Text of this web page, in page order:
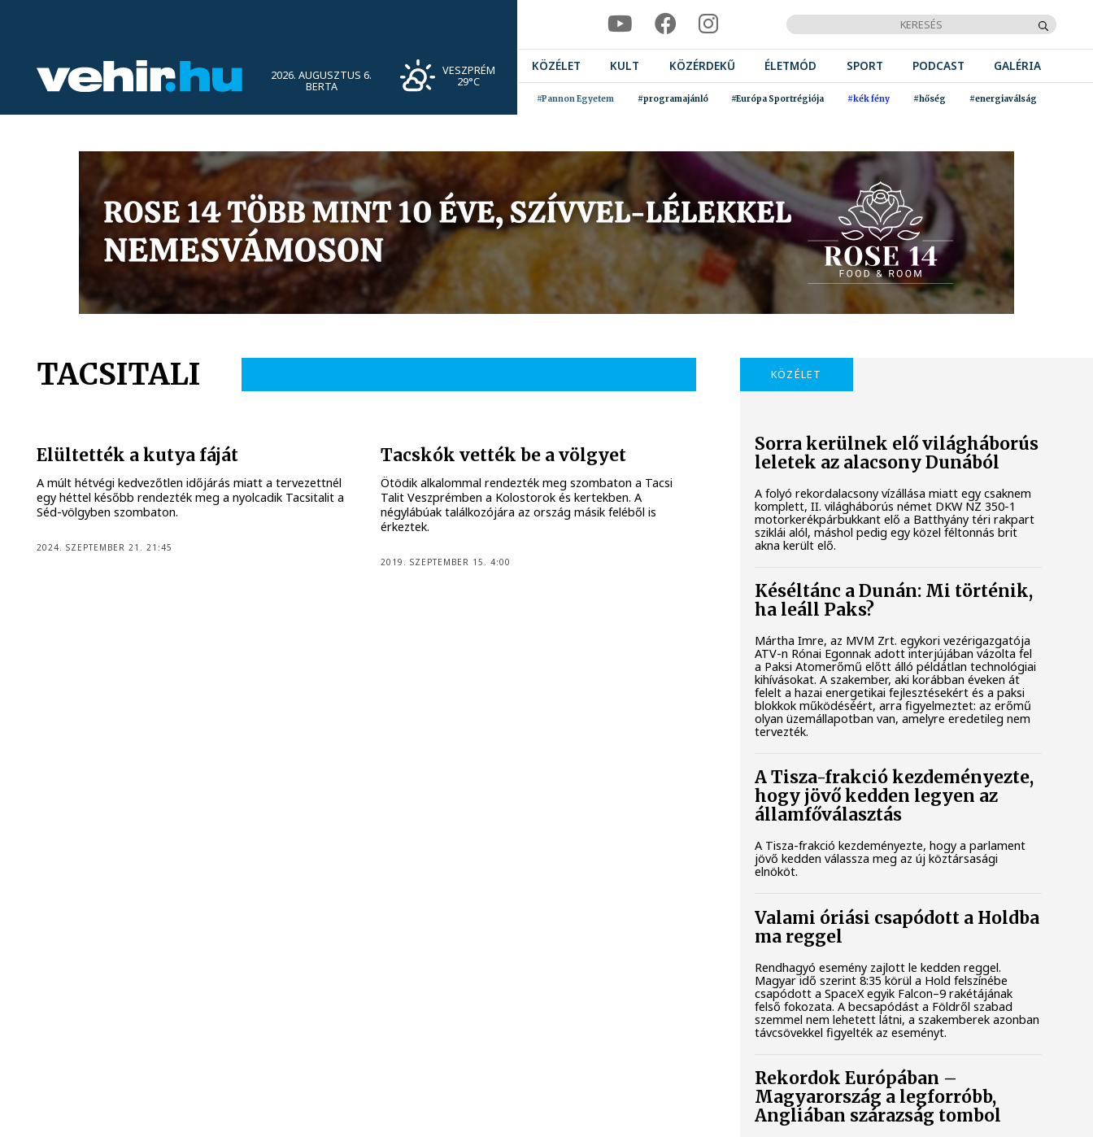
2026. AUGUSZTUS 6.
BERTA
VESZPRÉM
29°C
KÖZÉLET KULT KÖZÉRDEKŰ ÉLETMÓD SPORT PODCAST GALÉRIA
#Pannon Egyetem #programajánló #Európa Sportrégiója #kék fény #hőség #energiaválság
TACSITALI
Elültették a kutya fáját
A múlt hétvégi kedvezőtlen időjárás miatt a tervezettnél
egy héttel később rendezték meg a nyolcadik Tacsitalit a
Séd-völgyben szombaton.
2024. SZEPTEMBER 21. 21:45
Tacskók vették be a völgyet
Ötödik alkalommal rendezték meg szombaton a Tacsi
Talit Veszprémben a Kolostorok és kertekben. A
négylábúak találkozójára az ország másik feléből is
érkeztek.
2019. SZEPTEMBER 15. 4:00
KÖZÉLET
Sorra kerülnek elő világháborús
leletek az alacsony Dunából
A folyó rekordalacsony vízállása miatt egy csaknem
komplett, II. világháborús német DKW NZ 350-1
motorkerékpárbukkant elő a Batthyány téri rakpart
sziklái alól, máshol pedig egy közel féltonnás brit
akna került elő.
Késéltánc a Dunán: Mi történik,
ha leáll Paks?
Mártha Imre, az MVM Zrt. egykori vezérigazgatója
ATV-n Rónai Egonnak adott interjújában vázolta fel
a Paksi Atomerőmű előtt álló példátlan technológiai
kihívásokat. A szakember, aki korábban éveken át
felelt a hazai energetikai fejlesztésekért és a paksi
blokkok működéséért, arra figyelmeztet: az erőmű
olyan üzemállapotban van, amelyre eredetileg nem
tervezték.
A Tisza-frakció kezdeményezte,
hogy jövő kedden legyen az
államfőválasztás
A Tisza-frakció kezdeményezte, hogy a parlament
jövő kedden válassza meg az új köztársasági
elnököt.
Valami óriási csapódott a Holdba
ma reggel
Rendhagyó esemény zajlott le kedden reggel.
Magyar idő szerint 8:35 körül a Hold felszínébe
csapódott a SpaceX egyik Falcon–9 rakétájának
felső fokozata. A becsapódást a Földről szabad
szemmel nem lehetett látni, a szakemberek azonban
távcsövekkel figyelték az eseményt.
Rekordok Európában –
Magyarország a legforróbb,
Angliában szárazság tombol